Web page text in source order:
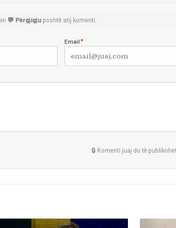
💬 Përgjigju poshtë atij komenti.
Email *
🔒 Komenti juaj do të